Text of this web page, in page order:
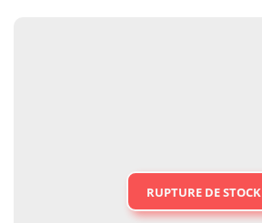
RUPTURE DE STOCK